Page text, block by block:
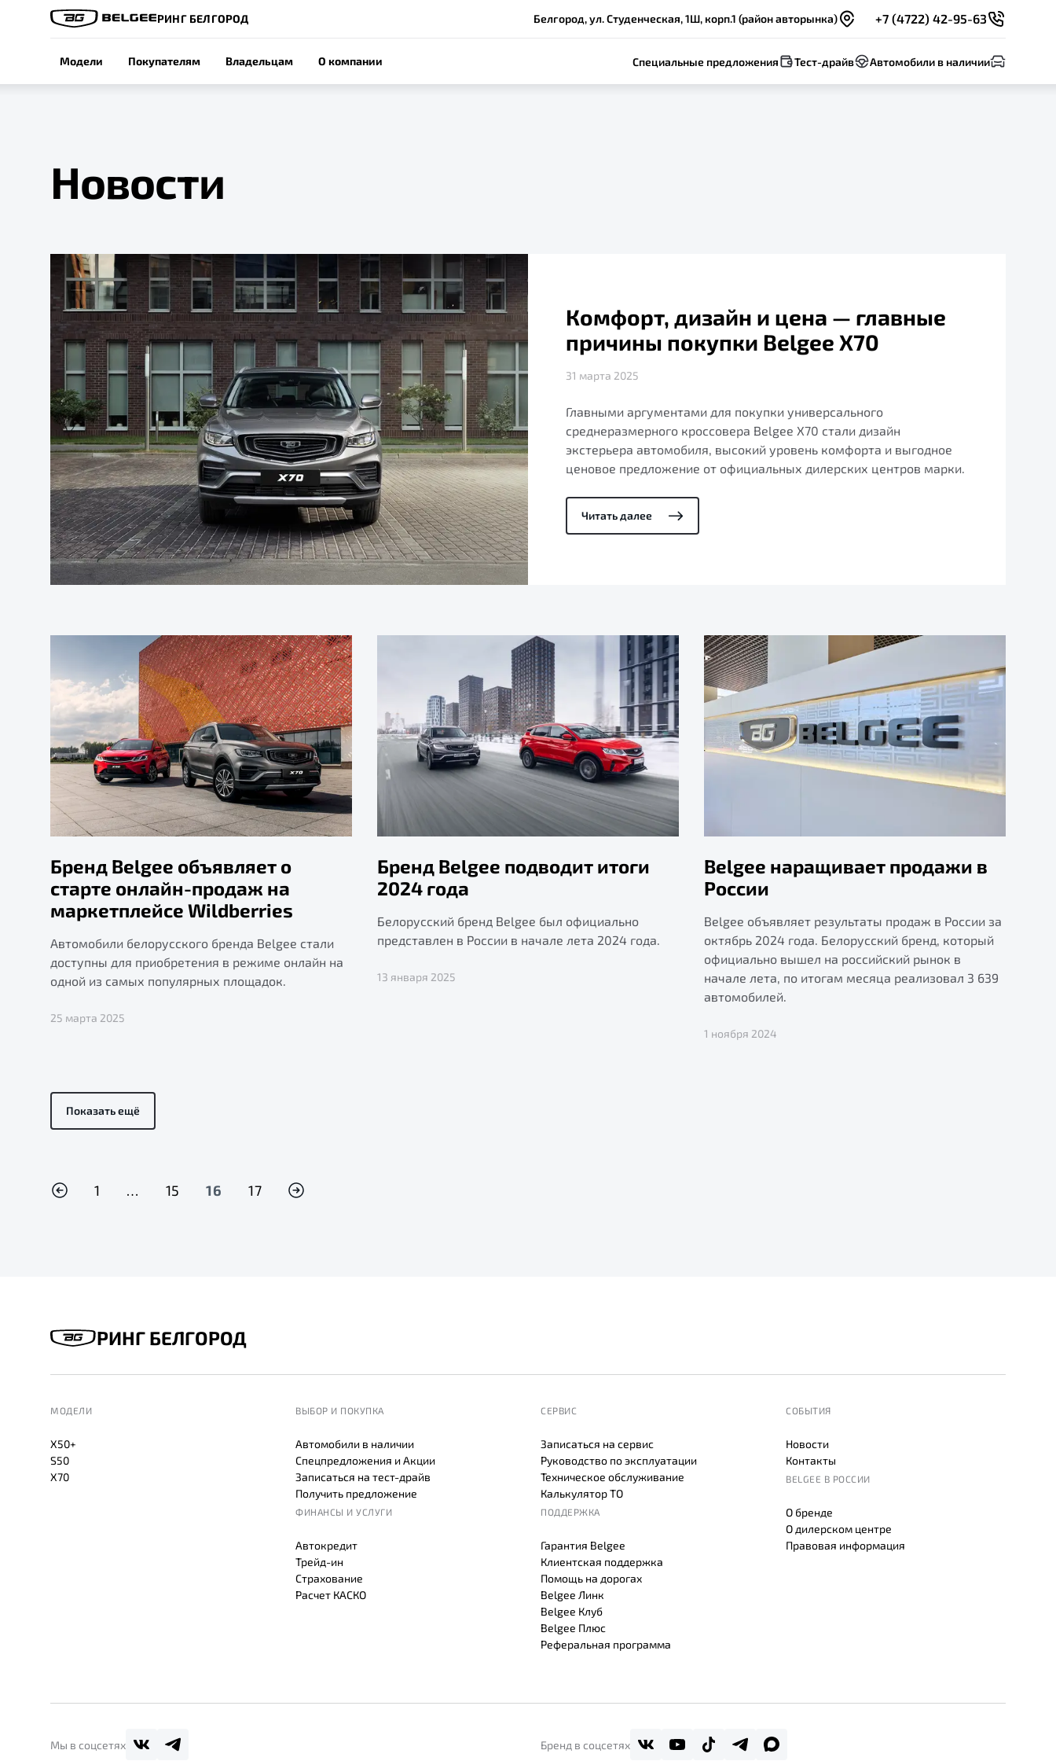
РИНГ БЕЛГОРОД Белгород, ул. Студенческая, 1Ш, корп.1 (район авторынка) +7 (4722) 42-95-63
Модели Покупателям Владельцам О компании Специальные предложения Тест-драйв Автомобили в наличии
Новости
Комфорт, дизайн и цена — главные
причины покупки Belgee X70
31 марта 2025
Главными аргументами для покупки универсального
среднеразмерного кроссовера Belgee X70 стали дизайн
экстерьера автомобиля, высокий уровень комфорта и выгодное
ценовое предложение от официальных дилерских центров марки.
Читать далее
Бренд Belgee объявляет о
старте онлайн-продаж на
маркетплейсе Wildberries
Автомобили белорусского бренда Belgee стали
доступны для приобретения в режиме онлайн на
одной из самых популярных площадок.
25 марта 2025
Бренд Belgee подводит итоги
2024 года
Белорусский бренд Belgee был официально
представлен в России в начале лета 2024 года.
13 января 2025
Belgee наращивает продажи в
России
Belgee объявляет результаты продаж в России за
октябрь 2024 года. Белорусский бренд, который
официально вышел на российский рынок в
начале лета, по итогам месяца реализовал 3 639
автомобилей.
1 ноября 2024
Показать ещё
1 … 15 16 17
РИНГ БЕЛГОРОД
МОДЕЛИ
X50+
S50
X70
ВЫБОР И ПОКУПКА
Автомобили в наличии
Спецпредложения и Акции
Записаться на тест-драйв
Получить предложение
ФИНАНСЫ И УСЛУГИ
Автокредит
Трейд-ин
Страхование
Расчет КАСКО
СЕРВИС
Записаться на сервис
Руководство по эксплуатации
Техническое обслуживание
Калькулятор ТО
ПОДДЕРЖКА
Гарантия Belgee
Клиентская поддержка
Помощь на дорогах
Belgee Линк
Belgee Клуб
Belgee Плюс
Реферальная программа
СОБЫТИЯ
Новости
Контакты
BELGEE В РОССИИ
О бренде
О дилерском центре
Правовая информация
Мы в соцсетях Бренд в соцсетях